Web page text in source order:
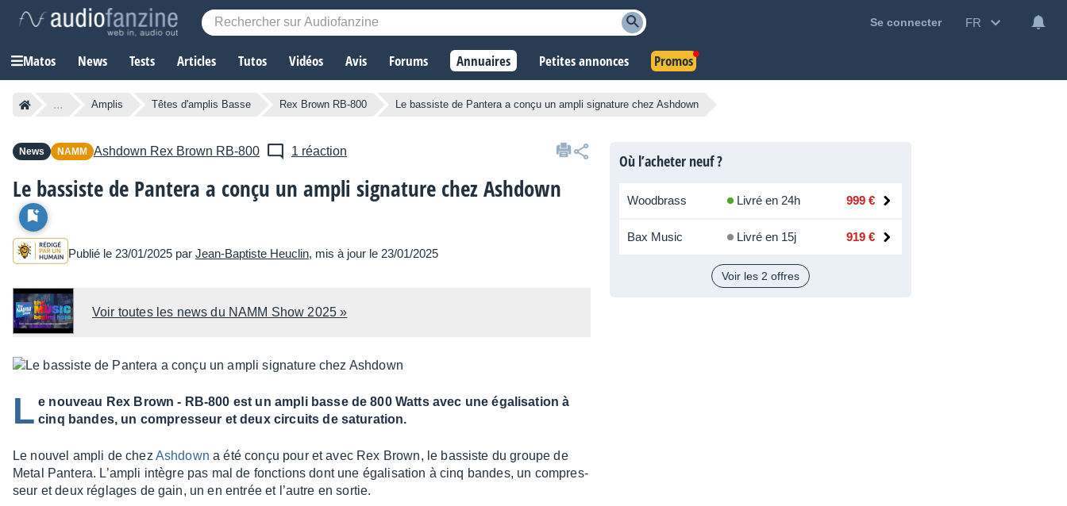
Se connecter FR
Matos News Tests Articles Tutos Vidéos Avis Forums Annuaires Petites annonces Promos
... Amplis Têtes d'amplis Basse Rex Brown RB-800 Le bassiste de Pantera a conçu un ampli signature chez Ashdown
News NAMM Ashdown Rex Brown RB-800 1 réaction
Le bassiste de Pantera a conçu un ampli signature chez Ashdown
Publié le 23/01/2025 par Jean-Baptiste Heuclin, mis à jour le 23/01/2025
Voir toutes les news du NAMM Show 2025 »
L e nouveau Rex Brown - RB-800 est un ampli basse de 800 Watts avec une égalisation à
cinq bandes, un compresseur et deux circuits de saturation.
Le nouvel ampli de chez Ashdown a été conçu pour et avec Rex Brown, le bassiste du groupe de
Metal Pantera. L’am­pli intègre pas mal de fonc­tions dont une égali­sa­tion à cinq bandes, un compres­
seur et deux réglages de gain, un en entrée et l’autre en sortie.
Où l’acheter neuf ?
Woodbrass Livré en 24h 999 €
Bax Music Livré en 15j 919 €
Voir les 2 offres